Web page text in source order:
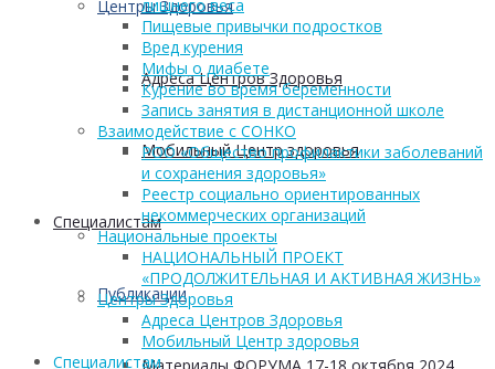
Центры Здоровья
Адреса Центров Здоровья
Мобильный Центр здоровья
Cпециалистам
Публикации
лишнего веса
Пищевые привычки подростков
Вред курения
Мифы о диабете
Курение во время беременности
Запись занятия в дистанционной школе
Взаимодействие с СОНКО
РОО «Общество профилактики заболеваний
и сохранения здоровья»
Реестр социально ориентированных
некоммерческих организаций
Национальные проекты
НАЦИОНАЛЬНЫЙ ПРОЕКТ
«ПРОДОЛЖИТЕЛЬНАЯ И АКТИВНАЯ ЖИЗНЬ»
Центры Здоровья
Адреса Центров Здоровья
Мобильный Центр здоровья
Cпециалистам